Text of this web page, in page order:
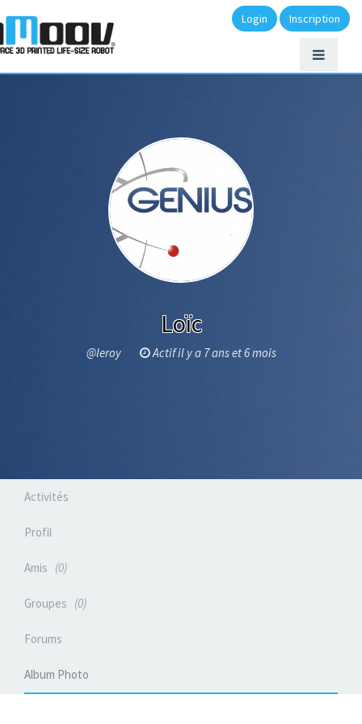
Login Inscription
Loïc
@leroy Actif il y a 7 ans et 6 mois
Activités
Profil
Amis 0
Groupes 0
Forums
Album Photo